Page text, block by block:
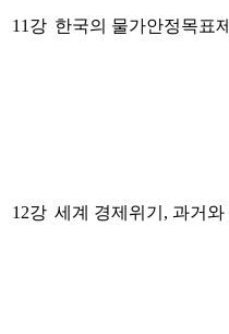
11강 한국의 물가안정목표제
12강 세계 경제위기, 과거